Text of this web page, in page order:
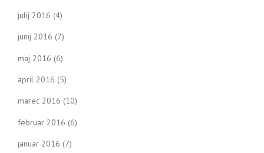
julij 2016 (4)
junij 2016 (7)
maj 2016 (6)
april 2016 (5)
marec 2016 (10)
februar 2016 (6)
januar 2016 (7)